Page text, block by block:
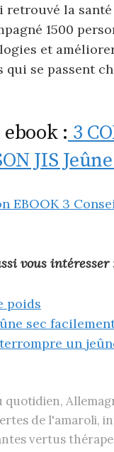
retrouvé la
1500
et
se passent
: 3
JIS
vous intéresser
poids
sec
un
quotidien,
de l'amaroli,
vertus